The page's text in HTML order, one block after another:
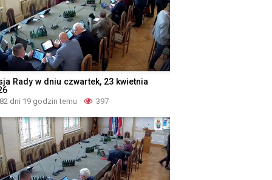
Rady w dniu czwartek, 23 kwietnia
82 dni 19 godzin temu 397